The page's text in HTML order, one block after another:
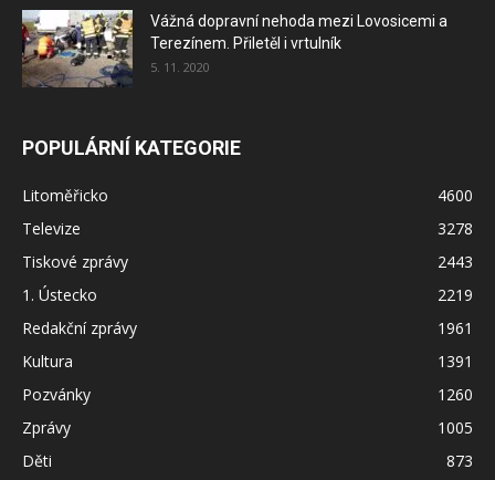
Vážná dopravní nehoda mezi Lovosicemi a
Terezínem. Přiletěl i vrtulník
5. 11. 2020
POPULÁRNÍ KATEGORIE
Litoměřicko
4600
Televize
3278
Tiskové zprávy
2443
1. Ústecko
2219
Redakční zprávy
1961
Kultura
1391
Pozvánky
1260
Zprávy
1005
Děti
873